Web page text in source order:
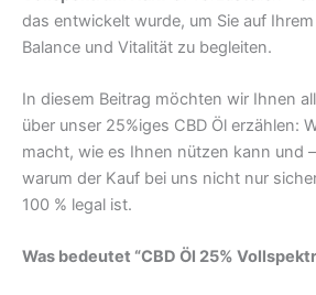
das entwickelt wurde, um Sie auf
Balance und Vitalität zu begleiten.
In diesem Beitrag möchten wir Ihnen
über unser 25%iges CBD Öl erzählen:
macht, wie es Ihnen nützen kann und
warum der Kauf bei uns nicht nur
100 % legal ist.
Was bedeutet “CBD Öl 25%